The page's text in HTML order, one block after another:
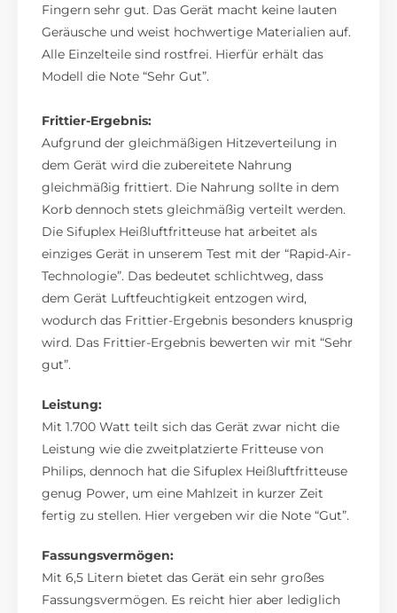
Fingern sehr gut. Das Gerät macht keine lauten
Geräusche und weist hochwertige Materialien auf.
Alle Einzelteile sind rostfrei. Hierfür erhält das
Modell die Note “Sehr Gut”.
Frittier-Ergebnis:
Aufgrund der gleichmäßigen Hitzeverteilung in
dem Gerät wird die zubereitete Nahrung
gleichmäßig frittiert. Die Nahrung sollte in dem
Korb dennoch stets gleichmäßig verteilt werden.
Die Sifuplex Heißluftfritteuse hat arbeitet als
einziges Gerät in unserem Test mit der “Rapid-Air-
Technologie”. Das bedeutet schlichtweg, dass
dem Gerät Luftfeuchtigkeit entzogen wird,
wodurch das Frittier-Ergebnis besonders knusprig
wird. Das Frittier-Ergebnis bewerten wir mit “Sehr
gut”.
Leistung:
Mit 1.700 Watt teilt sich das Gerät zwar nicht die
Leistung wie die zweitplatzierte Fritteuse von
Philips, dennoch hat die Sifuplex Heißluftfritteuse
genug Power, um eine Mahlzeit in kurzer Zeit
fertig zu stellen. Hier vergeben wir die Note “Gut”.
Fassungsvermögen:
Mit 6,5 Litern bietet das Gerät ein sehr großes
Fassungsvermögen. Es reicht hier aber lediglich